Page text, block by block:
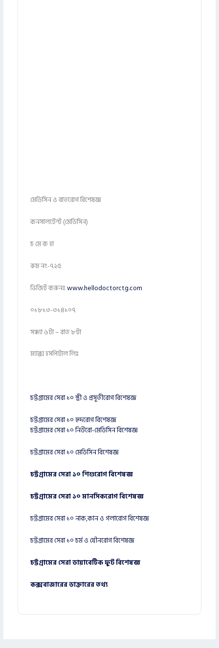
মেডিসিন ও বাতরোগ বিশেষজ্ঞ
কনসালটেন্ট (মেডিসিন)
চ মে ক হা
রুম নং-৭২৫
ভিজিট করুনঃwww.hellodoctorctg.com
০১৮১৩-৩১৪১০৭
সন্ধ্যা ৬টা – রাত ৮টা
ম্যাক্স হসপিটাল লিঃ
চট্টগ্রামের সেরা ১০ স্ত্রী ও প্রসূতীরোগ বিশেষজ্ঞ
চট্টগ্রামের সেরা ১০ হৃদরোগ বিশেষজ্ঞ
চট্টগ্রামের সেরা ১০ নিউরো-মেডিসিন বিশেষজ্ঞ
চট্টগ্রামের সেরা ১০ মেডিসিন বিশেষজ্ঞ
চট্টগ্রামের সেরা ১০ শিশুরোগ বিশেষজ্ঞ
চট্টগ্রামের সেরা ১০ মানসিকরোগ বিশেষজ্ঞ
চট্টগ্রামের সেরা ১০ নাক,কান ও গলারোগ বিশেষজ্ঞ
চট্টগ্রামের সেরা ১০ চর্ম ও যৌনরোগ বিশেষজ্ঞ
চট্টগ্রামের সেরা ডায়াবেটিক ফুট বিশেষজ্ঞ
কক্সবাজারের ডাক্তারের তথ্য